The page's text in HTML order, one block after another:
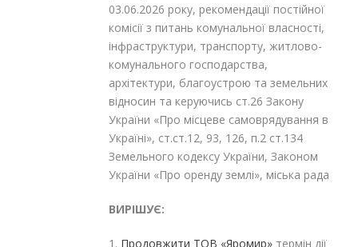
03.06.2026 року, рекомендації постійної
комісії з питань комунальної власності,
інфраструктури, транспорту, житлово-
комунального господарства,
архітектури, благоустрою та земельних
відносин та керуючись ст.26 Закону
України «Про місцеве самоврядування в
Україні», ст.ст.12, 93, 126, п.2 ст.134
Земельного кодексу України, Законом
України «Про оренду землі», міська рада
ВИРІШУЄ:
1. Продовжити ТОВ «Яромир» термін дії